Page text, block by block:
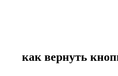
как вернуть